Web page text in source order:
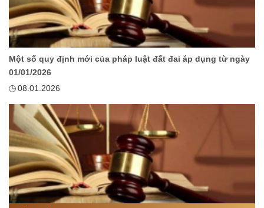
Một số quy định mới của pháp luật đất đai áp dụng từ ngày
01/01/2026
08.01.2026